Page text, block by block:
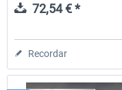
72,54 € *
Recordar